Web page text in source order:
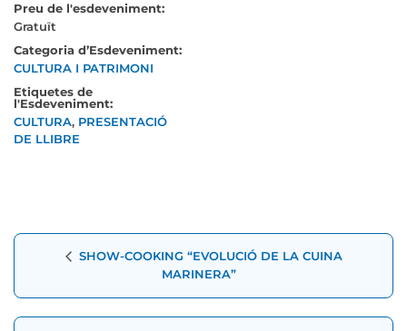
Preu de l'esdeveniment:
Gratuït
Categoria d’Esdeveniment:
CULTURA I PATRIMONI
Etiquetes de
l'Esdeveniment:
CULTURA, PRESENTACIÓ
DE LLIBRE
Navegació
d'Esdeveniment
SHOW-COOKING “EVOLUCIÓ DE LA CUINA
MARINERA”